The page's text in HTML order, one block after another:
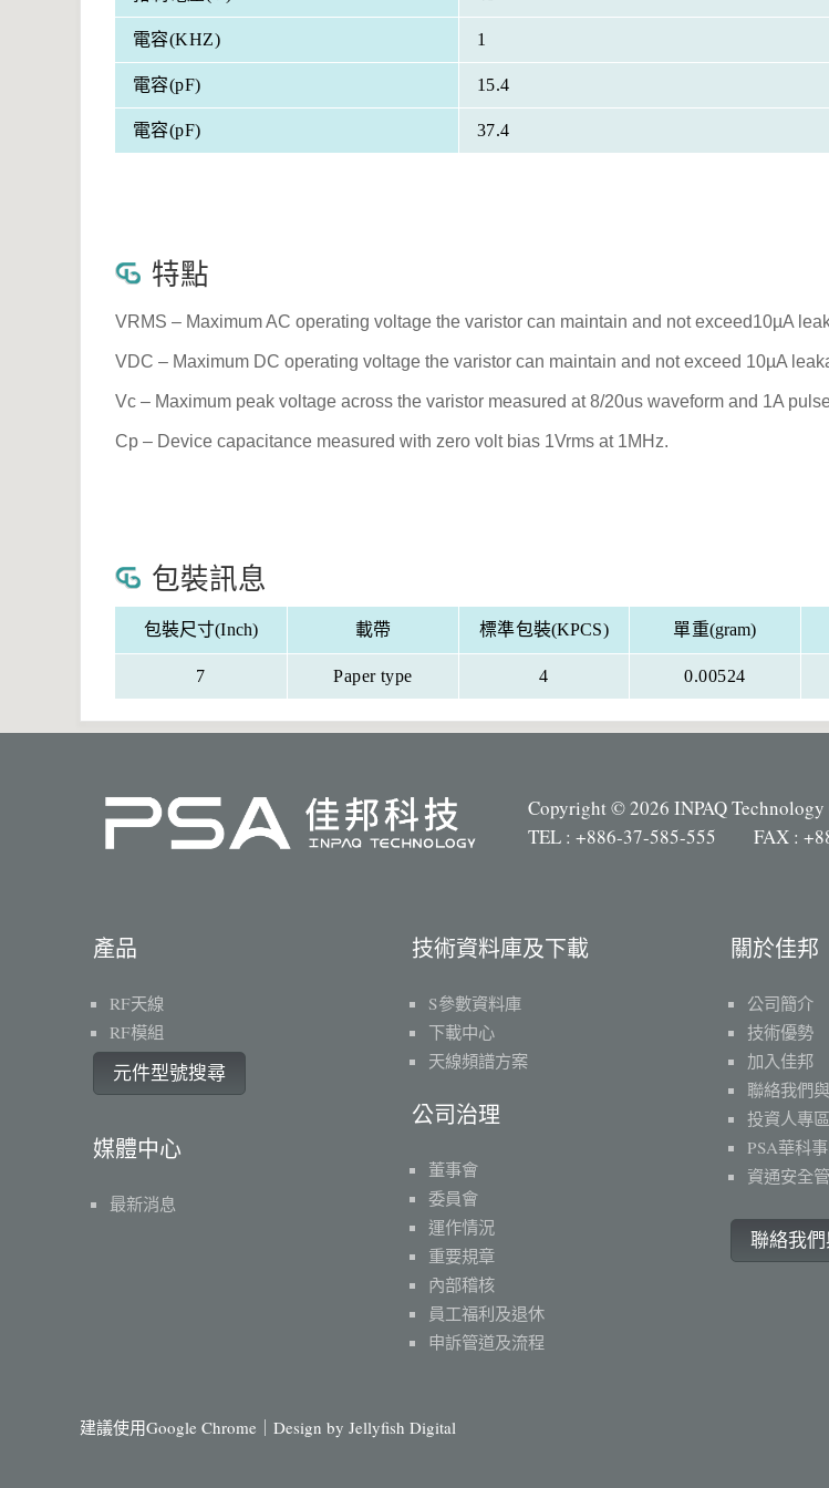
電容(KHZ) 1
電容(pF) 15.4
電容(pF) 37.4
特點
VRMS – Maximum AC operating voltage the varistor can maintain and not exceed10µA
VDC – Maximum DC operating voltage the varistor can maintain and not exceed 10µA
Vc – Maximum peak voltage across the varistor measured at 8/20us waveform and 1A
Cp – Device capacitance measured with zero volt bias 1Vrms at 1MHz.
包裝訊息
包裝尺寸(Inch) 載帶 標準包裝(KPCS) 單重(gram)
7 Paper type 4 0.00524
Copyright © 2026 INPAQ
TEL : +886-37-585-555 FAX :
產品
RF天線
RF模組
元件型號搜尋
媒體中心
最新消息
技術資料庫及下載
S參數資料庫
下載中心
天線頻譜方案
公司治理
董事會
委員會
運作情況
重要規章
內部稽核
員工福利及退休
申訴管道及流程
關於佳邦
公司簡介
技術優勢
加入佳邦
聯絡我們
投資人專區
PSA華科
資通安全
聯絡我
建議使用Google Chrome｜Design by Jellyfish Digital